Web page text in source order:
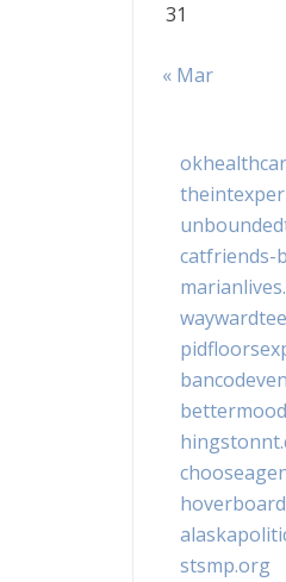
31
« Mar
catfriends-
stsmp.org